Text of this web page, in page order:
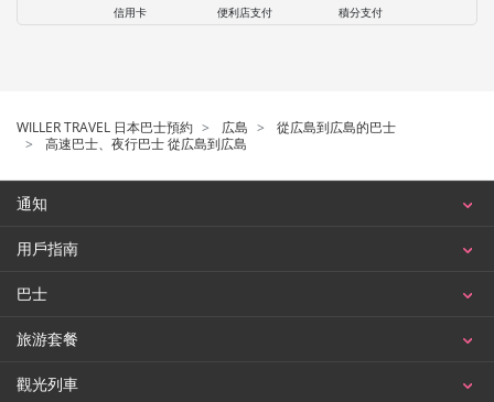
信用卡 便利店支付 積分支付
WILLER TRAVEL 日本巴士預約 広島
從広島到広島的巴士
高速巴士、夜行巴士 從広島到広島
通知
用戶指南
巴士
旅游套餐
觀光列車